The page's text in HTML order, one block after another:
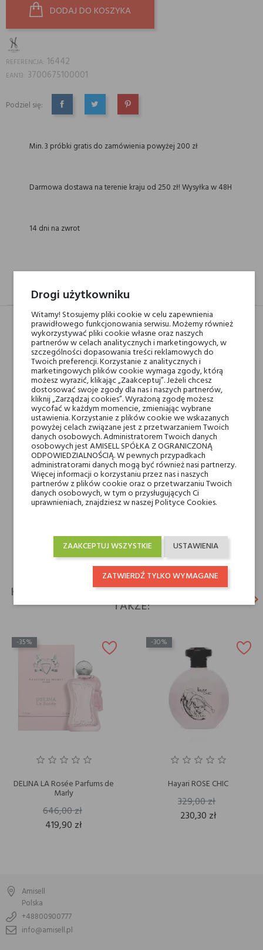
DODAJ DO KOSZYKA
REFERENCJA: 16442
EAN13: 3700675100001
Podziel się:
UDOSTĘPNIJTWEETUJPINTEREST
Min. 3 próbki gratis do zamówienia powyżej 200 zł
Darmowa dostawa na terenie kraju od 250 zł! Wysyłka w 48H
14 dni na zwrot
OPIS GPSR
Nuty głowy
grejpfrut i frezja
Nuty serca
jaśmin, kardamon,
magnolia i piwonia
Nuty bazy
drzewo sandałowe,
paczula i wanilia
Marki Niszowe
Hayari
Rodzaj
wody perfumowane
KLIENCI, KTÓRZY KUPILI TEN PRODUKT, KUPILI
TAKŻE: keyboard_arrow_right
-35%
DELINA LA Rosée Parfums de
Marly
646,00 zł
419,90 zł
-30%
Hayari ROSE CHIC
329,00 zł
230,30 zł
Amisell
Polska
+48800900777
info@amisell.pl
Drogi użytkowniku
Witamy! Stosujemy pliki cookie w celu zapewnienia
prawidłowego funkcjonowania serwisu. Możemy również
wykorzystywać pliki cookie własne oraz naszych
partnerów w celach analitycznych i marketingowych, w
szczególności dopasowania treści reklamowych do
Twoich preferencji. Korzystanie z analitycznych i
marketingowych plików cookie wymaga zgody, którą
możesz wyrazić, klikając „Zaakceptuj”. Jeżeli chcesz
dostosować swoje zgody dla nas i naszych partnerów,
kliknij „Zarządzaj cookies”. Wyrażoną zgodę możesz
wycofać w każdym momencie, zmieniając wybrane
ustawienia. Korzystanie z plików cookie we wskazanych
powyżej celach związane jest z przetwarzaniem Twoich
danych osobowych. Administratorem Twoich danych
osobowych jest AMISELL SPÓŁKA Z OGRANICZONĄ
ODPOWIEDZIALNOŚCIĄ. W pewnych przypadkach
administratorami danych mogą być również nasi partnerzy.
Więcej informacji o korzystaniu przez nas i naszych
partnerów z plików cookie oraz o przetwarzaniu Twoich
danych osobowych, w tym o przysługujących Ci
uprawnieniach, znajdziesz w naszej Polityce Cookies.
USTAWIENIA
ZAAKCEPTUJ WSZYSTKIE
ZATWIERDŹ TYLKO WYMAGANE